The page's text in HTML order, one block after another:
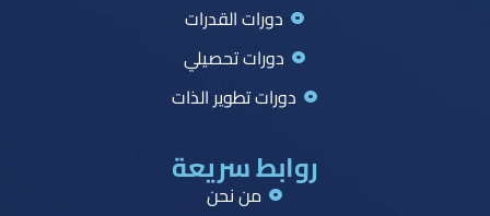
دورات القدرات
دورات تحصيلي
دورات تطوير الذات
روابط سريعة
من نحن